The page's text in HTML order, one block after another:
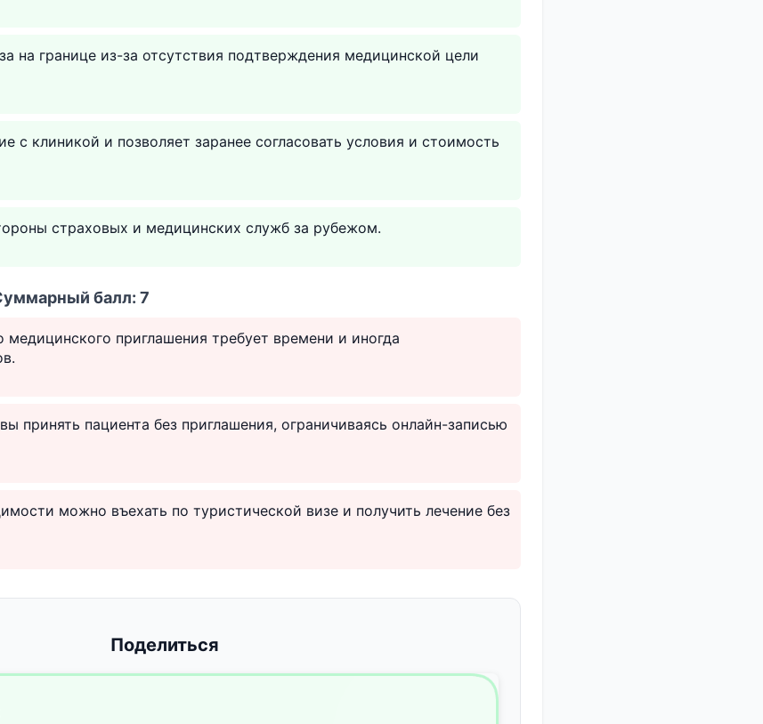
на границе из-за отсутствия подтверждения медицинской цели
с клиникой и позволяет заранее согласовать условия и стоимость
страховых и медицинских служб за рубежом.
балл: 7
медицинского приглашения требует времени и иногда
принять пациента без приглашения, ограничиваясь онлайн-записью
можно въехать по туристической визе и получить лечение без
Поделиться